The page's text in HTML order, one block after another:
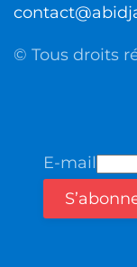
© Tous droits
E-mail